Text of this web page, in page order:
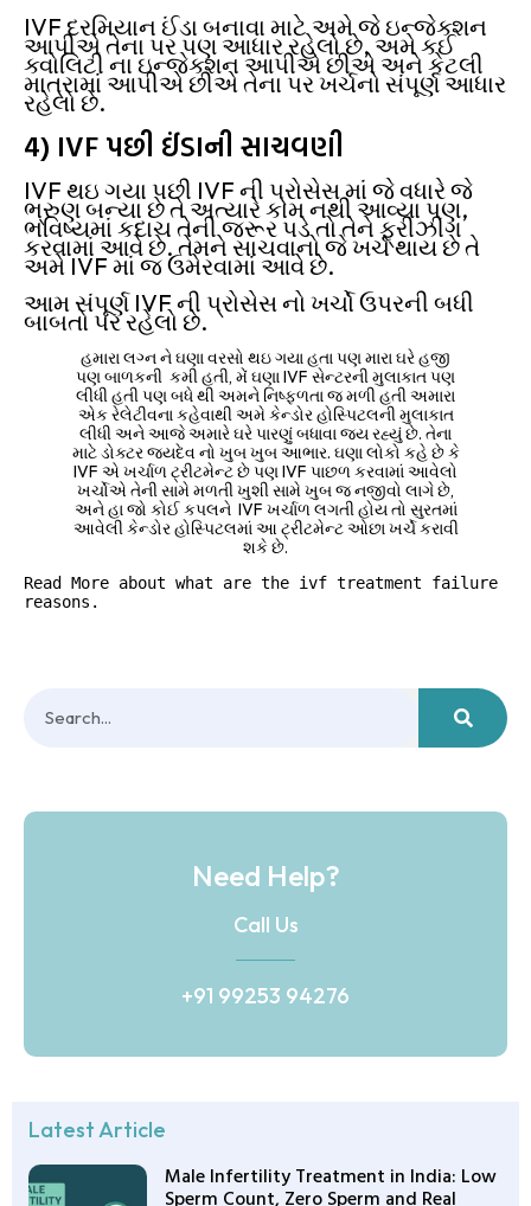
IVF દરમિયાન ઈંડા બનાવા માટે અમે જે ઇન્જેક્શન
આપીએ તેના પર પણ આધાર રહેલો છે, અમે કઈ
ક્વોલિટી ના ઇન્જેક્શન આપીએ છીએ અને કેટલી
માત્રામાં આપીએ છીએ તેના પર ખર્ચનો સંપૂર્ણ આધાર
રહેલો છે.
4) IVF પછી ઈંડાની સાચવણી
IVF થઇ ગયા પછી IVF ની પ્રોસેસ માં જે વધારે જે
ભ્રુણ બન્યા છે તે અત્યારે કામ નથી આવ્યા પણ,
ભવિષ્યમાં કદાચ તેની જરૂર પડે તો તેને ફ્રીઝીંગ
કરવામાં આવે છે. તેમને સાચવાનો જે ખર્ચ થાય છે તે
અમે IVF માં જ ઉમેરવામાં આવે છે.
આમ સંપૂર્ણ IVF ની પ્રોસેસ નો ખર્ચો ઉપરની બધી
બાબતો પર રહેલો છે.
હમારા લગ્ન ને ઘણા વરસો થઇ ગયા હતા પણ મારા ઘરે હજી
પણ બાળકની કમી હતી, મેં ઘણા IVF સેન્ટરની મુલાકાત પણ
લીધી હતી પણ બધે થી અમને નિષ્ફળતા જ મળી હતી અમારા
એક રેલેટીવના કહેવાથી અમે કેન્ડોર હોસ્પિટલની મુલાકાત
લીધી અને આજે અમારે ઘરે પારણું બધાવા જય રહ્યું છે. તેના
માટે ડોક્ટર જયદેવ નો ખુબ ખુબ આભાર. ઘણા લોકો કહે છે કે
IVF એ ખર્ચાળ ટ્રીટમેન્ટ છે પણ IVF પાછળ કરવામાં આવેલો
ખર્ચોએ તેની સામે મળતી ખુશી સામે ખુબ જ નજીવો લાગે છે,
અને હા જો કોઈ કપલને IVF ખર્ચાળ લગતી હોય તો સુરતમાં
આવેલી કેન્ડોર હોસ્પિટલમાં આ ટ્રીટમેન્ટ ઓછા ખર્ચે કરાવી
શકે છે.
Read More about what are the ivf treatment failure
reasons.
Need Help?
Call Us
+91 99253 94276
Latest Article
Male Infertility Treatment in India: Low
Sperm Count, Zero Sperm and Real